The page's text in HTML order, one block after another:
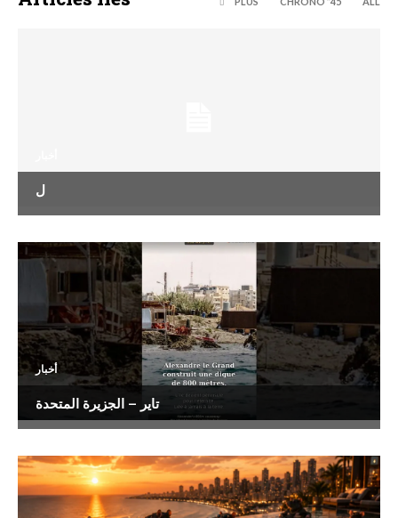
ل
أخبار
تاير – الجزيرة المتحدة